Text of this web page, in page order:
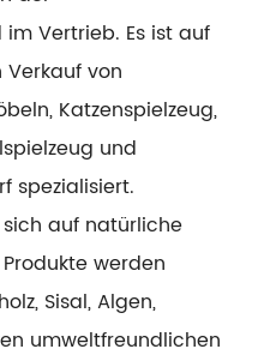
Vertrieb. Es ist auf
von
Katzenspielzeug,
und
spezialisiert.
auf natürliche
werden
Sisal, Algen,
umweltfreundlichen